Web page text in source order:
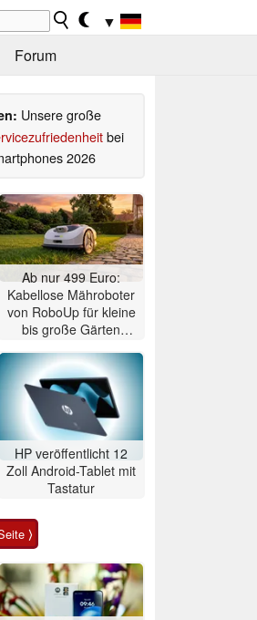
▼
Forum
Unsere große
bei
2026
Ab nur 499 Euro:
Kabellose Mähroboter
von RoboUp für kleine
bis große Gärten
HP veröffentlicht 12
Zoll Android-Tablet mit
Tastatur
⟩